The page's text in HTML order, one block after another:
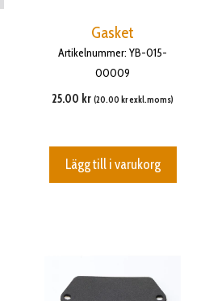
Gasket
Artikelnummer: YB-015-
00009
25.00 kr (20.00 krexkl.moms)
Lägg till i varukorg